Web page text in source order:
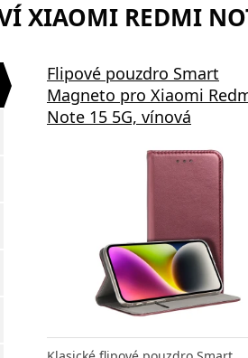
XIAOMI REDMI
Flipové pouzdro Smart
Magneto pro Xiaomi
Note 15 5G, vínová